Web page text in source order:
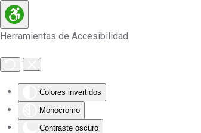
Herramientas de Accesibilidad
Colores invertidos
Monocromo
Contraste oscuro
Skip to main content